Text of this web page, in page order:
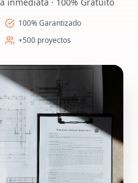
100% Garantizado
+500 proyectos